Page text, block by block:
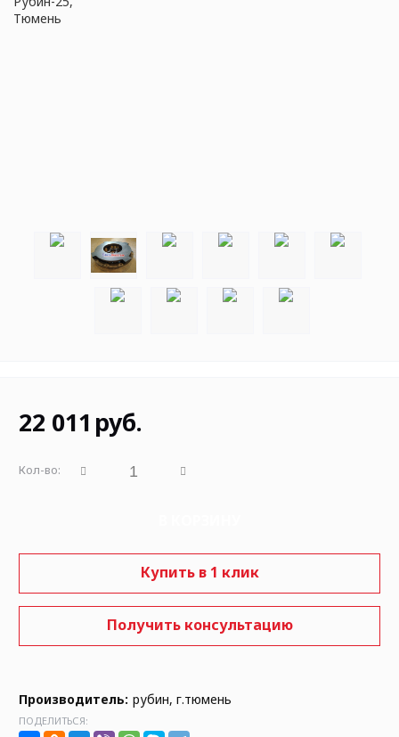
22 011 руб.
Кол-во:
Купить в 1 клик
Получить консультацию
Производитель: рубин, г.тюмень
ПОДЕЛИТЬСЯ: